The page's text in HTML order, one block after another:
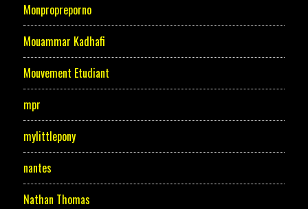
Monpropreporno
Mouammar Kadhafi
Mouvement Etudiant
mpr
mylittlepony
nantes
Nathan Thomas